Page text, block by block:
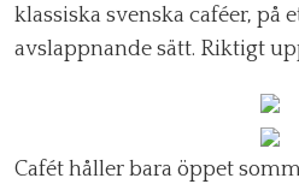
klassiska svenska caféer, på
avslappnande sätt. Riktigt
Cafét håller bara öppet